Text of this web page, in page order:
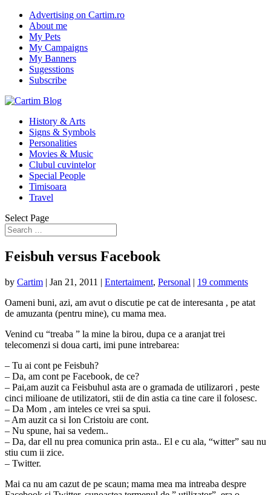
Advertising on Cartim.ro
About me
My Pets
My Campaigns
My Banners
Sugesstions
Subscribe
History & Arts
Signs & Symbols
Personalities
Movies & Music
Clubul cuvintelor
Special People
Timisoara
Travel
Select Page
Feisbuh versus Facebook
by Cartim | Jan 21, 2011 | Entertaiment, Personal | 19 comments
Oameni buni, azi, am avut o discutie pe cat de interesanta , pe atat
de amuzanta (pentru mine), cu mama mea.
Venind cu “treaba ” la mine la birou, dupa ce a aranjat trei
telecomenzi si doua carti, imi pune intrebarea:
– Tu ai cont pe Feisbuh?
– Da, am cont pe Facebook, de ce?
– Pai,am auzit ca Feisbuhul asta are o gramada de utilizarori , peste
cinci milioane de utilizatori, stii de din astia ca tine care il folosesc.
– Da Mom , am inteles ce vrei sa spui.
– Am auzit ca si Ion Cristoiu are cont.
– Nu spune, hai sa vedem..
– Da, dar ell nu prea comunica prin asta.. El e cu ala, “witter” sau nu
stiu cum ii zice.
– Twitter.
Mai ca nu am cazut de pe scaun; mama mea ma intreaba despre